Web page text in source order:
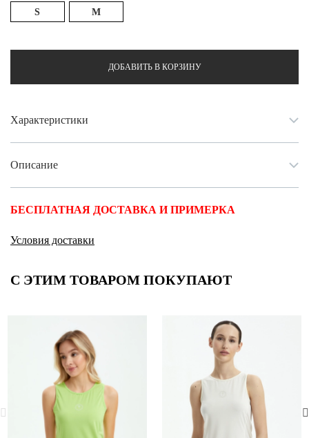
S M
ДОБАВИТЬ В КОРЗИНУ
Характеристики
Описание
БЕСПЛАТНАЯ ДОСТАВКА И ПРИМЕРКА
Условия доставки
С ЭТИМ ТОВАРОМ ПОКУПАЮТ